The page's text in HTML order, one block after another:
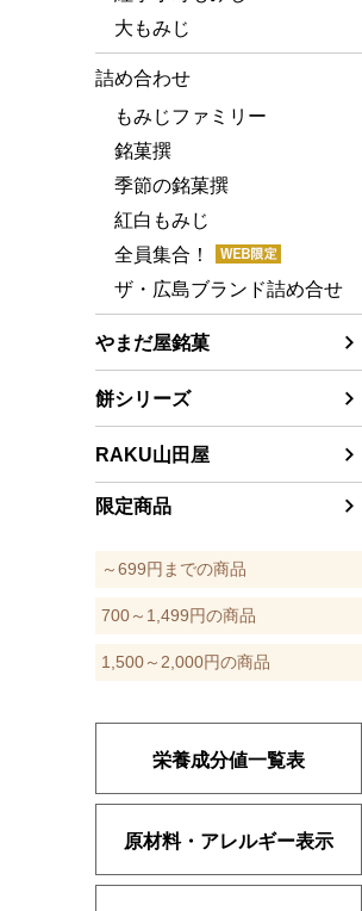
大もみじ
詰め合わせ
もみじファミリー
銘菓撰
季節の銘菓撰
紅白もみじ
全員集合！
ザ・広島ブランド詰め合せ
やまだ屋銘菓
餅シリーズ
RAKU山田屋
限定商品
～699円までの商品
700～1,499円の商品
1,500～2,000円の商品
栄養成分値一覧表
原材料・アレルギー表示